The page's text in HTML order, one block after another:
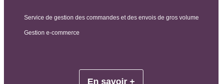
Service de gestion des commandes et des envois de gros volume
Gestion e-commerce
En savoir +